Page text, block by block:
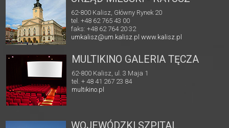
62-800 Kalisz, Główny Rynek 20
tel. +48 62 765 43 00
faks: +48 62 764 20 32
umkalisz@um.kalisz.plwww.kalisz.pl
MULTIKINO GALERIA TĘCZA
62-800 Kalisz, ul. 3 Maja 1
tel. + 48 41 267 23 84
multikino.pl